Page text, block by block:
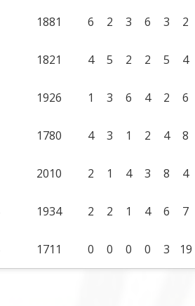
1881 6 2 3 6 3 2
1821 4 5 2 2 5 4
1926 1 3 6 4 2 6
1780 4 3 1 2 4 8
2010 2 1 4 3 8 4
1934 2 2 1 4 6 7
1711 0 0 0 0 3 19